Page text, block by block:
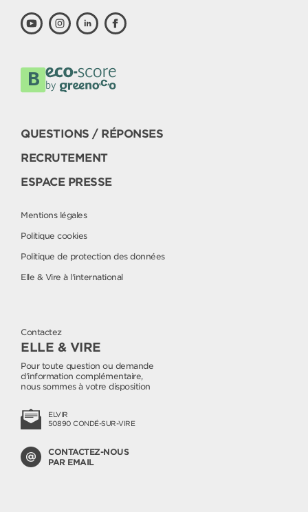
QUESTIONS / RÉPONSES
RECRUTEMENT
ESPACE PRESSE
Mentions légales
Politique cookies
Politique de protection des données
Elle & Vire à l'international
Contactez
ELLE & VIRE
Pour toute question ou demande
d'information complémentaire,
nous sommes à votre disposition
ELVIR
50890 CONDÉ-SUR-VIRE
CONTACTEZ-NOUS
PAR EMAIL